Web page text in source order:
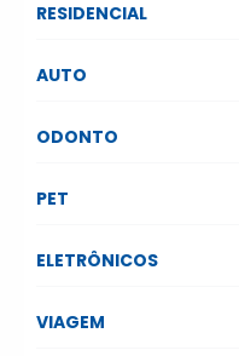
RESIDENCIAL
AUTO
ODONTO
PET
ELETRÔNICOS
VIAGEM